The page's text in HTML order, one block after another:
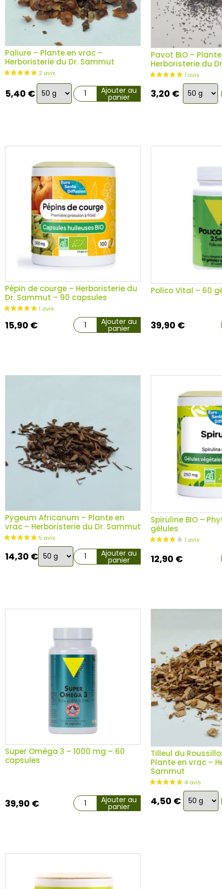
3 avis
4 avis
Paliure – Plante en vrac –
Herboristerie du Dr. Sammut
5,40 €Choix
de
Ajouter au
panier
Pavot BIO –
Herboristerie du
3,20 € Choix
de
Pépin de courge – Herboristerie du
Dr. Sammut – 90 capsules
15,90 € Ajouter au
panier
Polico Vital – 60
39,90 €
Pygeum Africanum – Plante en
vrac – Herboristerie du Dr. Sammut
14,30 €Choix
de
Ajouter au
panier
Spiruline BIO –
gélules
12,90 €
Super Oméga 3 – 1000 mg – 60
capsules
39,90 € Ajouter au
panier
Tilleul du
Plante en vrac –
Sammut
4,50 € Choix
de